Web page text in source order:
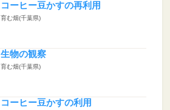
コーヒー豆かすの再利用
育む畑(千葉県)
生物の観察
育む畑(千葉県)
コーヒー豆かすの利用